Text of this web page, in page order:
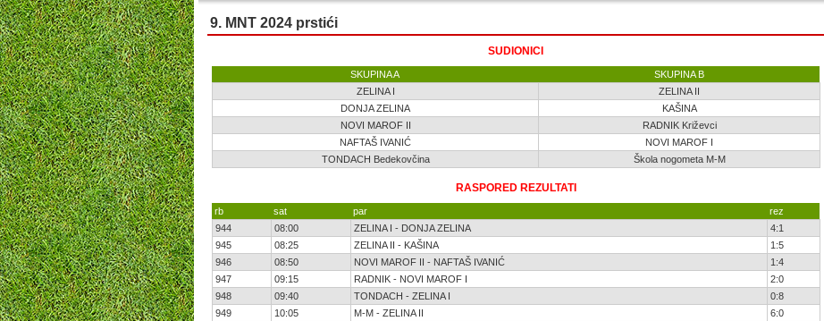
9. MNT 2024 prstići
SUDIONICI
SKUPINA A
SKUPINA B
ZELINA I
ZELINA II
DONJA ZELINA
KAŠINA
NOVI MAROF II
RADNIK Križevci
NAFTAŠ IVANIĆ
NOVI MAROF I
TONDACH Bedekovčina
Škola nogometa M-M
RASPORED REZULTATI
rb sat par
rez
944
08:00 ZELINA I - DONJA ZELINA
4:1
945
08:25 ZELINA II - KAŠINA
1:5
946
08:50 NOVI MAROF II - NAFTAŠ IVANIĆ
1:4
947
09:15 RADNIK - NOVI MAROF I
2:0
948
09:40 TONDACH - ZELINA I
0:8
949
10:05 M-M - ZELINA II
6:0